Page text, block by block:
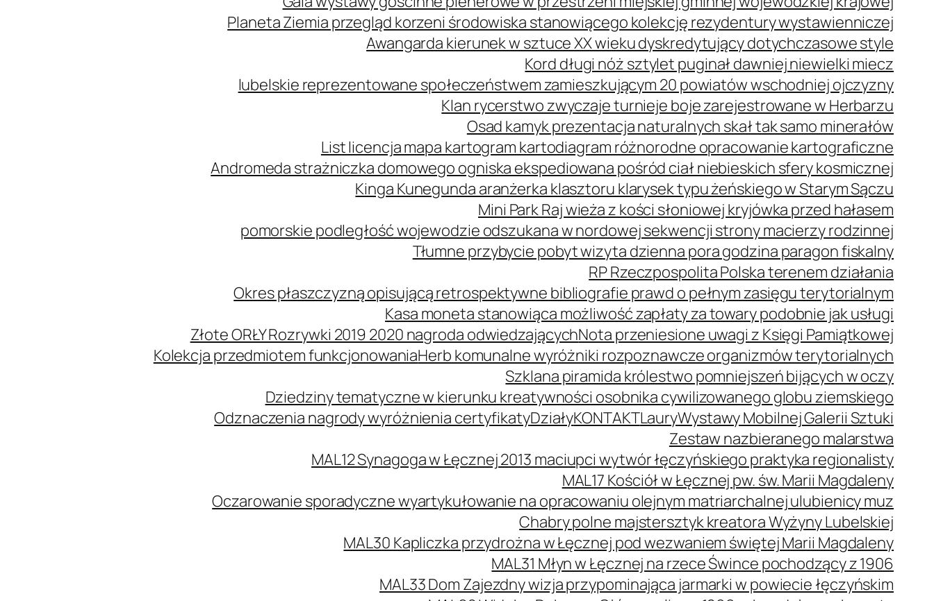
Planeta Ziemia przegląd korzeni środowiska stanowiącego kolekcję rezydentury wystawienniczej
Awangarda kierunek w sztuce XX wieku dyskredytujący dotychczasowe style
Kord długi nóż sztylet puginał dawniej niewielki miecz
lubelskie reprezentowane społeczeństwem zamieszkującym 20 powiatów wschodniej ojczyzny
Klan rycerstwo zwyczaje turnieje boje zarejestrowane w Herbarzu
Osad kamyk prezentacja naturalnych skał tak samo minerałów
List licencja mapa kartogram kartodiagram różnorodne opracowanie kartograficzne
Andromeda strażniczka domowego ogniska ekspediowana pośród ciał niebieskich sfery kosmicznej
Kinga Kunegunda aranżerka klasztoru klarysek typu żeńskiego w Starym Sączu
Mini Park Raj wieża z kości słoniowej kryjówka przed hałasem
pomorskie podległość wojewodzie odszukana w nordowej sekwencji strony macierzy rodzinnej
Tłumne przybycie pobyt wizyta dzienna pora godzina paragon fiskalny
RP Rzeczpospolita Polska terenem działania
Okres płaszczyzną opisującą retrospektywne bibliografie prawd o pełnym zasięgu terytorialnym
Kasa moneta stanowiąca możliwość zapłaty za towary podobnie jak usługi
Złote ORŁY Rozrywki 2019 2020 nagroda odwiedzającychNota przeniesione uwagi z Księgi Pamiątkowej
Kolekcja przedmiotem funkcjonowaniaHerb komunalne wyróżniki rozpoznawcze organizmów terytorialnych
Szklana piramida królestwo pomniejszeń bijących w oczy
Dziedziny tematyczne w kierunku kreatywności osobnika cywilizowanego globu ziemskiego
Odznaczenia nagrody wyróżnienia certyfikatyDziałyKONTAKTLauryWystawy Mobilnej Galerii Sztuki
Zestaw nazbieranego malarstwa
MAL12 Synagoga w Łęcznej 2013 maciupci wytwór łęczyńskiego praktyka regionalisty
MAL17 Kościół w Łęcznej pw. św. Marii Magdaleny
Oczarowanie sporadyczne wyartykułowanie na opracowaniu olejnym matriarchalnej ulubienicy muz
Chabry polne majstersztyk kreatora Wyżyny Lubelskiej
MAL30 Kapliczka przydrożna w Łęcznej pod wezwaniem świętej Marii Magdaleny
MAL31 Młyn w Łęcznej na rzece Śwince pochodzący z 1906
MAL33 Dom Zajezdny wizja przypominająca jarmarki w powiecie łęczyńskim